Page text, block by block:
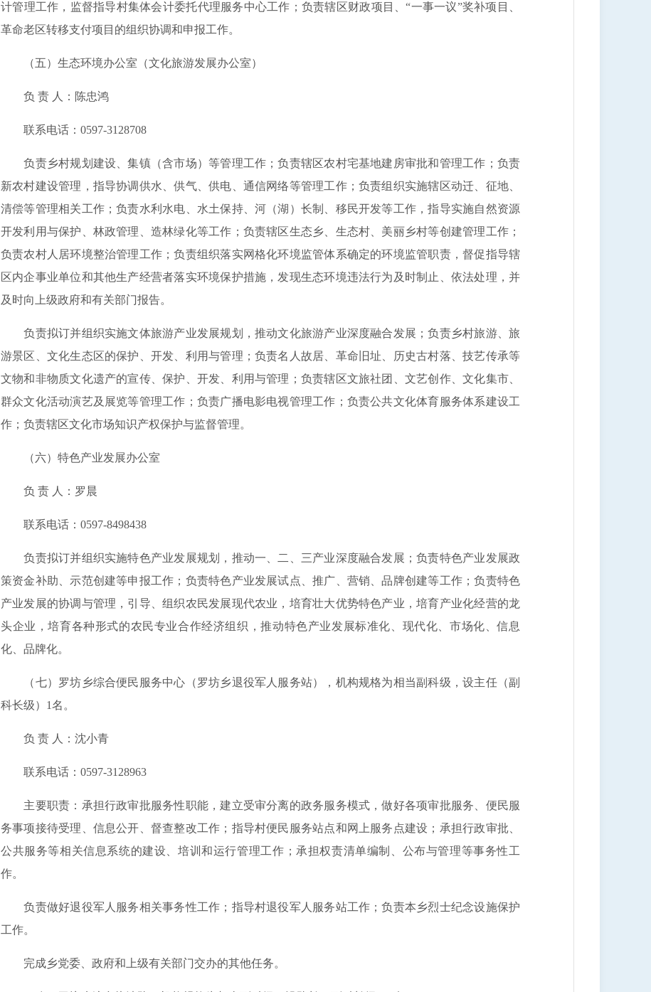
计管理工作，监督指导村集体会计委托代理服务中心工作；负责辖区财政项目、“一事一议”奖补项目、
革命老区转移支付项目的组织协调和申报工作。
（五）生态环境办公室（文化旅游发展办公室）
负 责 人：陈忠鸿
联系电话：0597-3128708
负责乡村规划建设、集镇（含市场）等管理工作；负责辖区农村宅基地建房审批和管理工作；负责
新农村建设管理，指导协调供水、供气、供电、通信网络等管理工作；负责组织实施辖区动迁、征地、
清偿等管理相关工作；负责水利水电、水土保持、河（湖）长制、移民开发等工作，指导实施自然资源
开发利用与保护、林政管理、造林绿化等工作；负责辖区生态乡、生态村、美丽乡村等创建管理工作；
负责农村人居环境整治管理工作；负责组织落实网格化环境监管体系确定的环境监管职责，督促指导辖
区内企事业单位和其他生产经营者落实环境保护措施，发现生态环境违法行为及时制止、依法处理，并
及时向上级政府和有关部门报告。
负责拟订并组织实施文体旅游产业发展规划，推动文化旅游产业深度融合发展；负责乡村旅游、旅
游景区、文化生态区的保护、开发、利用与管理；负责名人故居、革命旧址、历史古村落、技艺传承等
文物和非物质文化遗产的宣传、保护、开发、利用与管理；负责辖区文旅社团、文艺创作、文化集市、
群众文化活动演艺及展览等管理工作；负责广播电影电视管理工作；负责公共文化体育服务体系建设工
作；负责辖区文化市场知识产权保护与监督管理。
（六）特色产业发展办公室
负 责 人：罗晨
联系电话：0597-8498438
负责拟订并组织实施特色产业发展规划，推动一、二、三产业深度融合发展；负责特色产业发展政
策资金补助、示范创建等申报工作；负责特色产业发展试点、推广、营销、品牌创建等工作；负责特色
产业发展的协调与管理，引导、组织农民发展现代农业，培育壮大优势特色产业，培育产业化经营的龙
头企业，培育各种形式的农民专业合作经济组织，推动特色产业发展标准化、现代化、市场化、信息
化、品牌化。
（七）罗坊乡综合便民服务中心（罗坊乡退役军人服务站），机构规格为相当副科级，设主任（副
科长级）1名。
负 责 人：沈小青
联系电话：0597-3128963
主要职责：承担行政审批服务性职能，建立受审分离的政务服务模式，做好各项审批服务、便民服
务事项接待受理、信息公开、督查整改工作；指导村便民服务站点和网上服务点建设；承担行政审批、
公共服务等相关信息系统的建设、培训和运行管理工作；承担权责清单编制、公布与管理等事务性工
作。
负责做好退役军人服务相关事务性工作；指导村退役军人服务站工作；负责本乡烈士纪念设施保护
工作。
完成乡党委、政府和上级有关部门交办的其他任务。